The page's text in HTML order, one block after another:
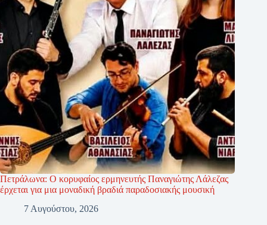
Πετράλωνα: Ο κορυφαίος ερμηνευτής Παναγιώτης Λάλεζας
έρχεται για μια μοναδική βραδιά παραδοσιακής μουσική
7 Αυγούστου, 2026